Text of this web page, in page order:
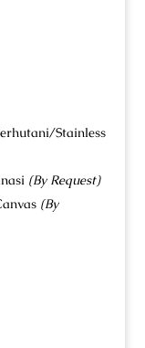
Stainless
(By Request)
(By